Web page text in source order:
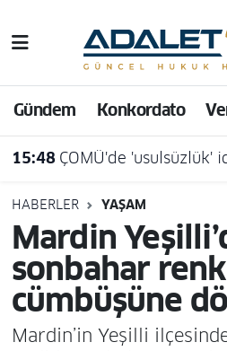
Gündem Konkordato
15:48 ÇOMÜ'de 'usulsüzlük'
HABERLER YAŞAM
Mardin
sonbahar renk
cümbüşüne
Mardin’in Yeşilli
Hava Durumu
Trafik Durumu
Süper Lig Puan
Tüm Manşetler
Son Dakika Haberleri
Haber Arşivi